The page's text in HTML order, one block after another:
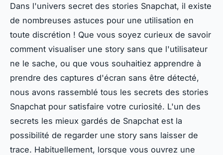
Dans l'univers secret des stories Snapchat, il existe
de nombreuses astuces pour une utilisation en
toute discrétion ! Que vous soyez curieux de savoir
comment visualiser une story sans que l'utilisateur
ne le sache, ou que vous souhaitiez apprendre à
prendre des captures d'écran sans être détecté,
nous avons rassemblé tous les secrets des stories
Snapchat pour satisfaire votre curiosité. L'un des
secrets les mieux gardés de Snapchat est la
possibilité de regarder une story sans laisser de
trace. Habituellement, lorsque vous ouvrez une